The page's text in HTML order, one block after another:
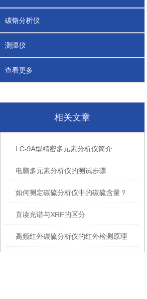
碳铬分析仪
测温仪
查看更多
相关文章
LC-9A型精密多元素分析仪简介
电脑多元素分析仪的测试步骤
如何测定碳硫分析仪中的碳硫含量？
直读光谱与XRF的区分
高频红外碳硫分析仪的红外检测原理